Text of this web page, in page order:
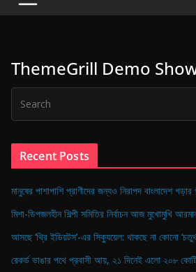
s
e
f
D
i
g
a
l
ThemeGrill Demo
Recent Posts
মানুষের পাশাপাশি প্রাণীদের জন্যও নিরাপদ বাংলাদেশ
মিশা-ডিপজলহীন শিল্পী সমিতির নির্বাচন আজ মুখোমুখি
আসছে ‘থ্রি ইডিয়টস’-এর সিক্যুয়েল: থাকছে না কোনো
রেকর্ড ভাঙার পথে প্রবাসী আয়, ২১ দিনেই এলো ২০৮ কোটি